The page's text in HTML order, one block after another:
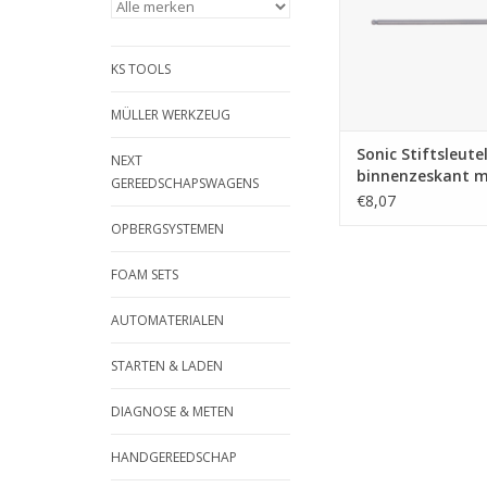
KS TOOLS
MÜLLER WERKZEUG
NEXT
GEREEDSCHAPSWAGENS
OPBERGSYSTEMEN
FOAM SETS
AUTOMATERIALEN
STARTEN & LADEN
DIAGNOSE & METEN
HANDGEREEDSCHAP
Sonic
binnenzeskant
kogelkop extra
€8,07